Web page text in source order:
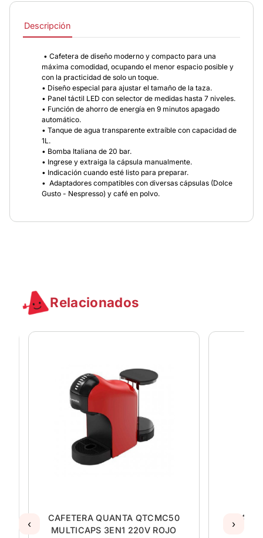
Descripción
• Cafetera de diseño moderno y compacto para una
máxima comodidad, ocupando el menor espacio posible y
con la practicidad de solo un toque.
• Diseño especial para ajustar el tamaño de la taza.
• Panel táctil LED con selector de medidas hasta 7 niveles.
• Función de ahorro de energía en 9 minutos apagado
automático.
• Tanque de agua transparente extraíble con capacidad de
1L.
• Bomba Italiana de 20 bar.
• Ingrese y extraiga la cápsula manualmente.
• Indicación cuando esté listo para preparar.
• Adaptadores compatibles con diversas cápsulas (Dolce
Gusto - Nespresso) y café en polvo.
Relacionados
CAFETERA QUANTA QTCMC50
MULTICAPS 3EN1 220V ROJO
‹ ›